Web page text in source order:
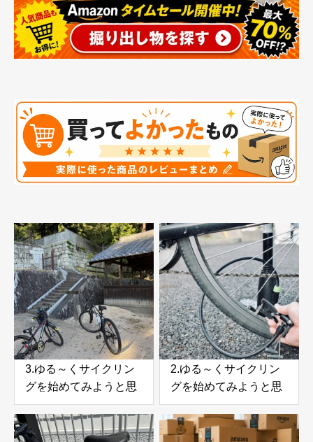
3.ゆる～くサイクリン
グを始めてみようと思
う。子供と一緒に近所
を走ってみた
2.ゆる～くサイクリン
グを始めてみようと思
う。コンビニまで走っ
てみて気づいたこと